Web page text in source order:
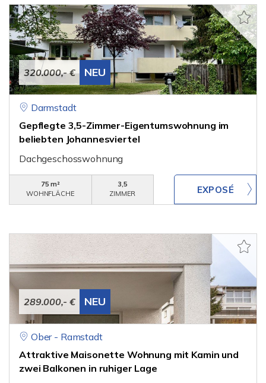
320.000,- € NEU
Darmstadt
Gepflegte 3,5-Zimmer-Eigentumswohnung im
beliebten Johannesviertel
Dachgeschosswohnung
75 m²
WOHNFLÄCHE
3,5
ZIMMER
289.000,- € NEU
Ober - Ramstadt
Attraktive Maisonette Wohnung mit Kamin und
zwei Balkonen in ruhiger Lage